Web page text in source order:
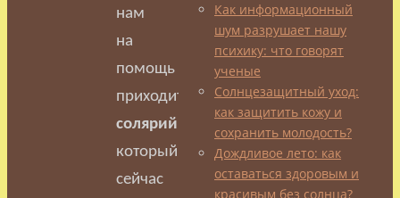
нам
на
помощь
приходит
солярий
который
сейчас
Как информационный
шум разрушает нашу
психику: что говорят
ученые
Солнцезащитный уход:
как защитить кожу и
сохранить молодость?
Дождливое лето: как
оставаться здоровым и
красивым без солнца?